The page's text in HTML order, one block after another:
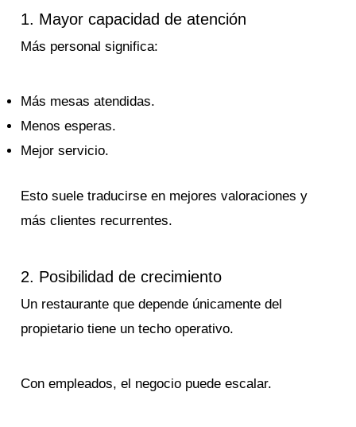
1. Mayor capacidad de atención
Más personal significa:
Más mesas atendidas.
Menos esperas.
Mejor servicio.
Esto suele traducirse en mejores valoraciones y
más clientes recurrentes.
2. Posibilidad de crecimiento
Un restaurante que depende únicamente del
propietario tiene un techo operativo.
Con empleados, el negocio puede escalar.